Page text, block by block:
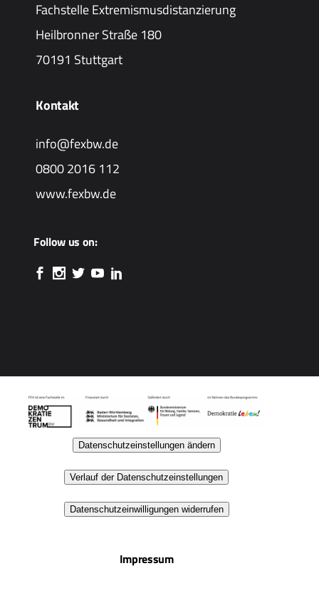
Fachstelle Extremismusdistanzierung
Heilbronner Straße 180
70191 Stuttgart
Kontakt
info@fexbw.de
0800 2016 112
www.fexbw.de
Follow us on:
Datenschutzeinstellungen ändern
Verlauf der Datenschutzeinstellungen
Datenschutzeinwilligungen widerrufen
Impressum